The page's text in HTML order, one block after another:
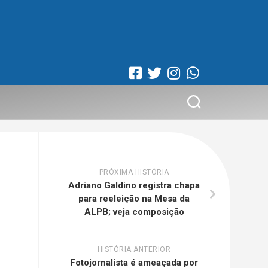
PRÓXIMA HISTÓRIA
Adriano Galdino registra chapa
para reeleição na Mesa da
ALPB; veja composição
HISTÓRIA ANTERIOR
Fotojornalista é ameaçada por